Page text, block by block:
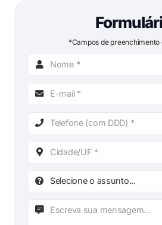
*Campos de preenchimento